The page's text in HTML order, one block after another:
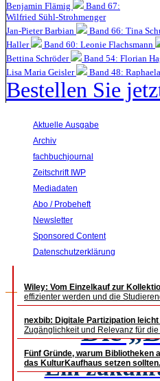
Benjamin Flämig
Band 67:
Wilfried Sühl-Strohmenger
Jan-Pieter Barbian
Band 66: Tina
Haller
Band 60: Leonie Flachsmann
Bettina Schröder
Band 54: Florian
Lisa Maria Geisler
Band 48:
Bestellen Sie
Aktuelle Ausgabe
Archiv
fachbuchjournal
Zeitschrift IWP
Mediadaten
Abo / Probeheft
Newsletter
Sponsored Content
Datenschutzerklärung
Wiley: Vom Einzelkauf zur
effizienter werden und die
nexbib: Digitale Partizipation
Zugänglichkeit und Relevanz für
Fünf Gründe, warum Bibliotheken
das KulturKaufhaus setzen sollten.
Die
Ein